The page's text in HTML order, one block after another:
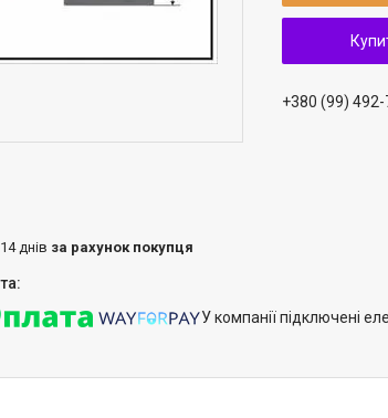
+380 (99)
днів за рахунок покупця
У компанії підключені